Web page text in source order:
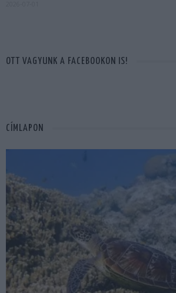
OTT VAGYUNK A FACEBOOKON IS!
CÍMLAPON